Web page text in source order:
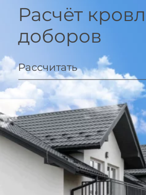
Расчёт
доборов
Рассчитать